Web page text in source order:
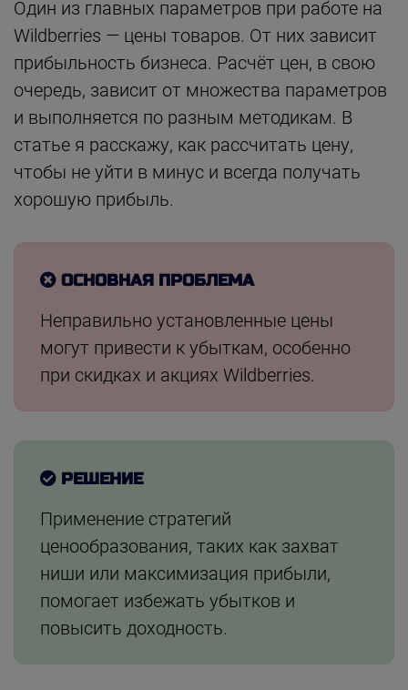
Один из главных параметров при работе на
Wildberries — цены товаров. От них зависит
прибыльность бизнеса. Расчёт цен, в свою
очередь, зависит от множества параметров
и выполняется по разным методикам. В
статье я расскажу, как рассчитать цену,
чтобы не уйти в минус и всегда получать
хорошую прибыль.
ОСНОВНАЯ ПРОБЛЕМА
Неправильно установленные цены
могут привести к убыткам, особенно
при скидках и акциях Wildberries.
РЕШЕНИЕ
Применение стратегий
ценообразования, таких как захват
ниши или максимизация прибыли,
помогает избежать убытков и
повысить доходность.